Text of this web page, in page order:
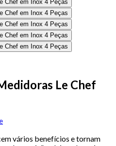
Le Chef
vários benefícios e tornam